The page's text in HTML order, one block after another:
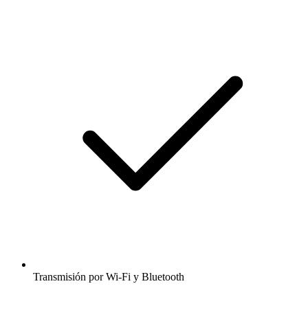
Transmisión por Wi-Fi y Bluetooth